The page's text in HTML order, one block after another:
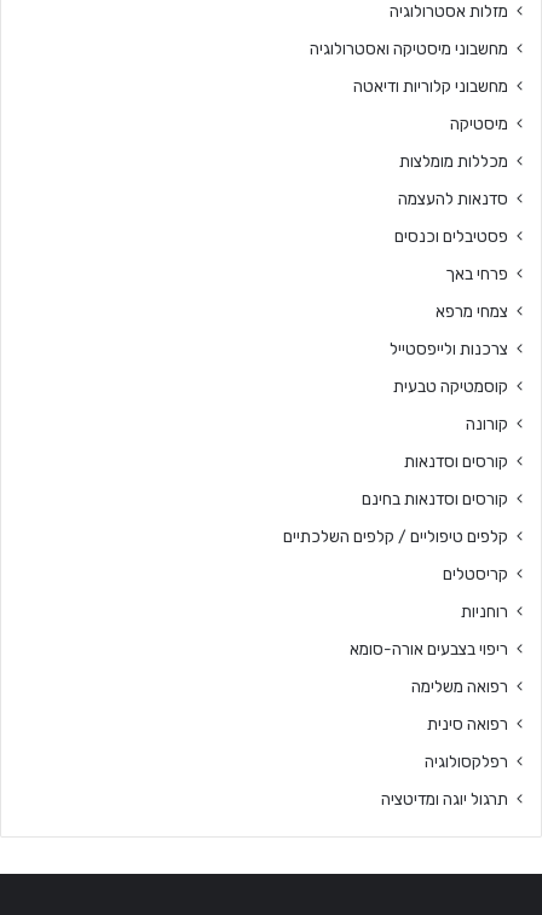
מזלות אסטרולוגיה
מחשבוני מיסטיקה ואסטרולוגיה
מחשבוני קלוריות ודיאטה
מיסטיקה
מכללות מומלצות
סדנאות להעצמה
פסטיבלים וכנסים
פרחי באך
צמחי מרפא
צרכנות ולייפסטייל
קוסמטיקה טבעית
קורונה
קורסים וסדנאות
קורסים וסדנאות בחינם
קלפים טיפוליים / קלפים השלכתיים
קריסטלים
רוחניות
ריפוי בצבעים אורה-סומא
רפואה משלימה
רפואה סינית
רפלקסולוגיה
תרגול יוגה ומדיטציה